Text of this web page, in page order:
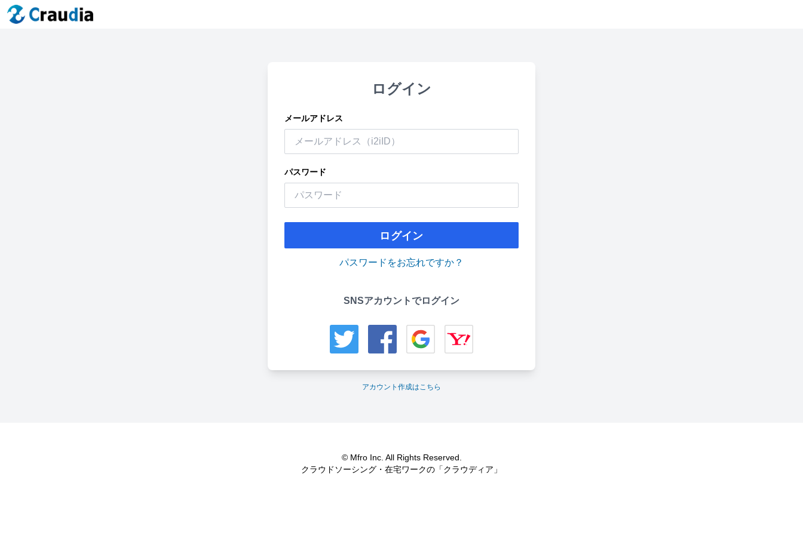
ログイン
メールアドレス
パスワード
ログイン
パスワードをお忘れですか？
SNSアカウントでログイン
アカウント作成はこちら
© Mfro Inc. All Rights Reserved.
クラウドソーシング・在宅ワークの「クラウディア」